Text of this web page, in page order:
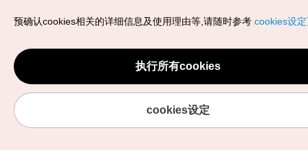
Copyrights (c) 韩国旅游发展局版权所有
VISITKOREA官方邮箱
chnsim@knto.or.kr
预确认cookies相关的详细信息及使用理由等,请随时参考 cookies设
执行所有cookies
cookies设定